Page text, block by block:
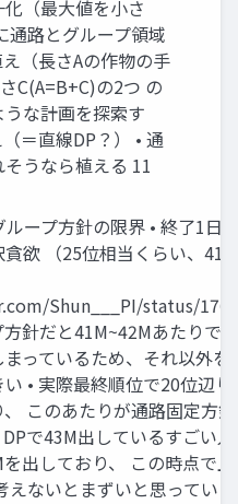
（最大値を小さ
通路とグループ領域
（長さAの作物の手
C(A=B+C)の2つ の
な計画を探索す
＝直線DP？） • 通
うなら植える 11
ープ方針の限界 • 終了1日
欲 （25位相当くらい、
Shun___PI/status/
針だと41M~42Mあたりで
っているため、それ以外を
• 実際最終順位で20位辺
このあたりが通路固定方
DPで43M出しているすごい
出しており、 この時点で
えないとまずいと思ってい